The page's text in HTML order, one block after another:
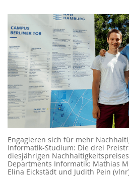
Engagieren sich für mehr
Informatik-Studium: Die drei
diesjährigen
Departments Informatik: Mathias
Elina Eickstädt und Judith Pein